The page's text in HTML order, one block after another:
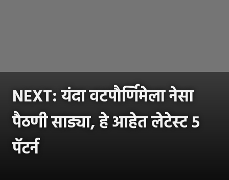
NEXT: यंदा वटपौर्णिमेला नेसा
पैठणी साड्या, हे आहेत लेटेस्ट 5
पॅटर्न